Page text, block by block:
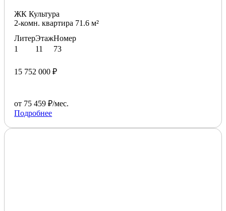
ЖК Культура
2-комн. квартира 71.6 м²
Литер
1
Этаж
11
Номер
73
15 752 000 ₽
от 75 459 ₽/мес.
Подробнее